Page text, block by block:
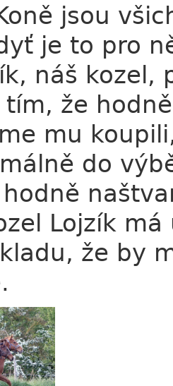
jsou
je to pro
náš kozel,
že
mu
do
Lojzík
že by